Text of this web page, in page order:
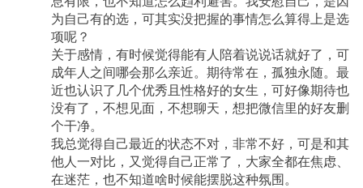
为自己有的选，可其实没把握的事情怎么算得上是选
项呢？
关于感情，有时候觉得能有人陪着说说话就好了，可
成年人之间哪会那么亲近。期待常在，孤独永随。最
近也认识了几个优秀且性格好的女生，可好像期待也
没有了，不想见面，不想聊天，想把微信里的好友删
个干净。
我总觉得自己最近的状态不对，非常不好，可是和其
他人一对比，又觉得自己正常了，大家全都在焦虑、
在迷茫，也不知道啥时候能摆脱这种氛围。